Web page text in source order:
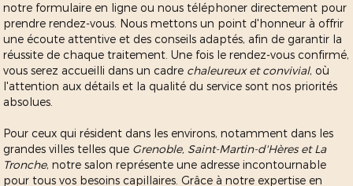
notre formulaire en ligne ou nous téléphoner directement pour
prendre rendez-vous. Nous mettons un point d'honneur à offrir
une écoute attentive et des conseils adaptés, afin de garantir la
réussite de chaque traitement. Une fois le rendez-vous confirmé,
vous serez accueilli dans un cadre chaleureux et convivial, où
l'attention aux détails et la qualité du service sont nos priorités
absolues.
Pour ceux qui résident dans les environs, notamment dans les
grandes villes telles que Grenoble, Saint-Martin-d'Hères et La
Tronche, notre salon représente une adresse incontournable
pour tous vos besoins capillaires. Grâce à notre expertise en